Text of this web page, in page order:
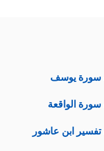
سورة يوسف
سورة الواقعة
تفسير ابن عاشور